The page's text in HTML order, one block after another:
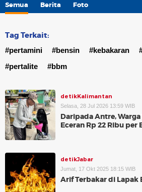
Semua Berita Foto
Tag Terkait:
#pertamini #bensin #kebakaran
#pertalite
#bbm
detikKalimantan
Selasa, 28 Jul 2026 13:59 WIB
Daripada Antre,
Eceran Rp 22 Ribu per
detikJabar
Jumat, 17 Okt 2025 18:15 WIB
Arif Terbakar di Lapak